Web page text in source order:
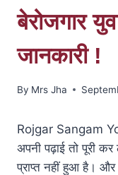
बेरोजगार
जानकारी !
By Mrs Jha
Rojgar Sangam
अपनी पढ़ाई तो पूरी
प्राप्त नहीं हुआ है।